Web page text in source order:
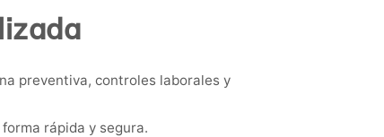
preventiva, controles laborales y
rápida y segura.